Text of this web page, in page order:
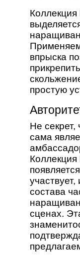
впрыска
простую
Не
сама
состава
сценах.